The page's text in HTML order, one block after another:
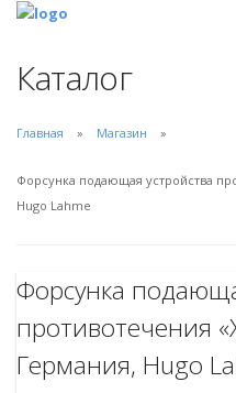
Каталог
Главная Магазин
Форсунка подающая устройства
Hugo Lahme
Форсунка
противотечения
Германия, Hugo